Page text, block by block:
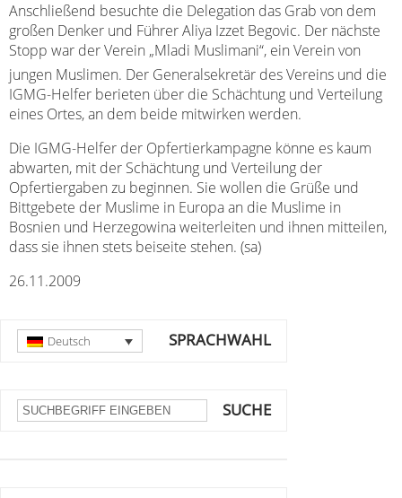
Anschließend besuchte die Delegation das Grab von dem
großen Denker und Führer Aliya Izzet Begovic. Der nächste
Stopp war der Verein „Mladi Muslimani“, ein Verein von
jungen Muslimen. Der Generalsekretär des Vereins und die
IGMG-Helfer berieten über die Schächtung und Verteilung
eines Ortes, an dem beide mitwirken werden.
Die IGMG-Helfer der Opfertierkampagne könne es kaum
abwarten, mit der Schächtung und Verteilung der
Opfertiergaben zu beginnen. Sie wollen die Grüße und
Bittgebete der Muslime in Europa an die Muslime in
Bosnien und Herzegowina weiterleiten und ihnen mitteilen,
dass sie ihnen stets beiseite stehen. (sa)
26.11.2009
SPRACHWAHL
Deutsch
SUCHE